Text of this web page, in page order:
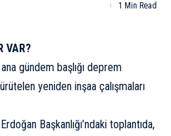
1 Min Read
VAR?
gündem başlığı deprem
yeniden inşaa çalışmaları
Başkanlığı’ndaki toplantıda,